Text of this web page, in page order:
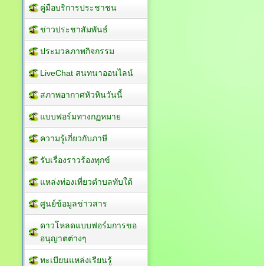
คู่มือบริการประชาชน
ข่าวประชาสัมพันธ์
ประมวลภาพกิจกรรม
LiveChat สนทนาออนไลน์
สภาพอากาศหัวหินวันนี้
แบบฟอร์มทางกฏหมาย
ความรู้เกี่ยวกับภาษี
รับเรื่องราวร้องทุกข์
แหล่งท่องเที่ยวตำบลทับใต้
ศูนย์ข้อมูลข่าวสาร
ดาวโหลดแบบฟอร์มการขอ
อนุญาตต่างๆ
ทะเบียนแหล่งเรียนรู้